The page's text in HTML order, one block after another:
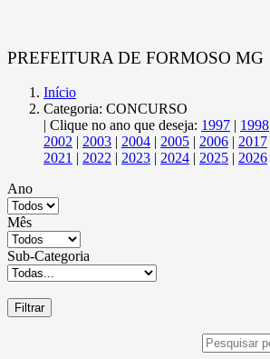
PREFEITURA DE FORMOSO MG
Início
Categoria: CONCURSO
| Clique no ano que deseja: 1997 | 1998
2002 | 2003 | 2004 | 2005 | 2006 | 2017
2021 | 2022 | 2023 | 2024 | 2025 | 2026
Ano
Mês
Sub-Categoria
Filtrar